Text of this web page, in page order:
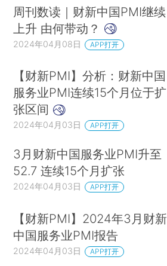
周刊数读｜财新中国PMI继续
上升 由何带动？
2024年04月08日 APP打开
【财新PMI】分析：财新中国
服务业PMI连续15个月位于扩
张区间
2024年04月03日 APP打开
3月财新中国服务业PMI升至
52.7 连续15个月扩张
2024年04月03日 APP打开
【财新PMI】2024年3月财新
中国服务业PMI报告
2024年04月03日 APP打开